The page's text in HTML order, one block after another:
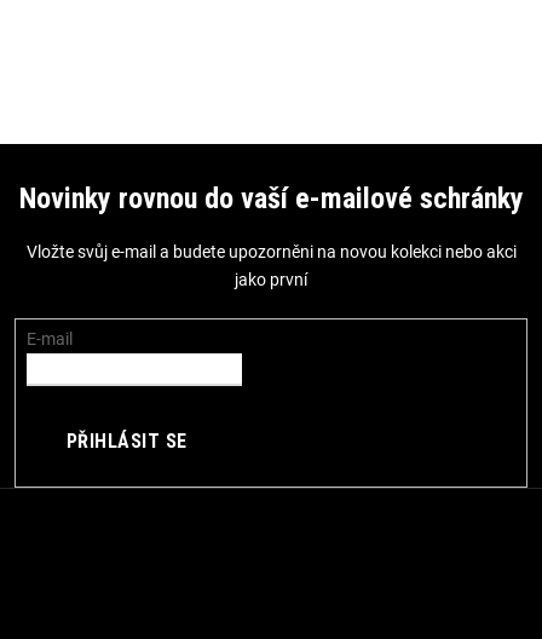
Novinky rovnou do vaší e-mailové schránky
Vložte svůj e-mail a budete upozorněni na novou kolekci nebo akci
jako první
E-mail
PŘIHLÁSIT SE